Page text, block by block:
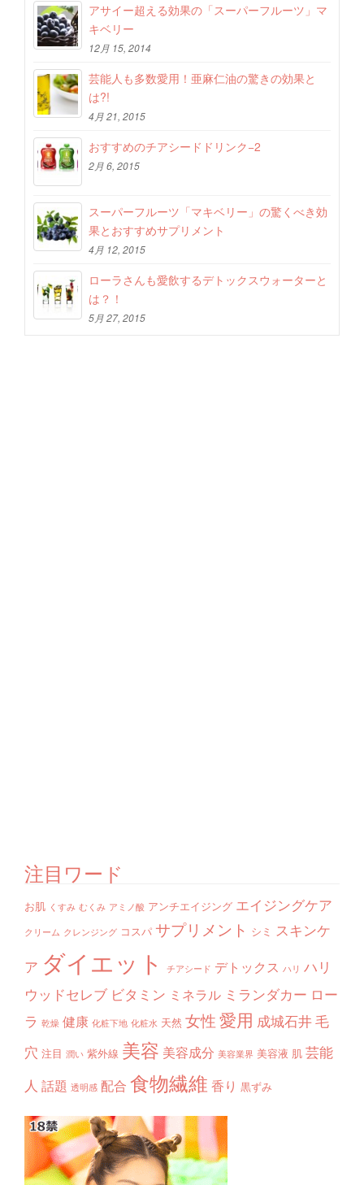
アサイー超える効果の「スーパーフルーツ」マ
キベリー
12月 15, 2014
芸能人も多数愛用！亜麻仁油の驚きの効果と
は?!
4月 21, 2015
おすすめのチアシードドリンク−2
2月 6, 2015
スーパーフルーツ「マキベリー」の驚くべき効
果とおすすめサプリメント
4月 12, 2015
ローラさんも愛飲するデトックスウォーターと
は？！
5月 27, 2015
注目ワード
お肌 くすみ むくみ アミノ酸 アンチエイジング エイジングケア
クリーム クレンジング コスパ サプリメント シミ スキンケ
ア ダイエット チアシード デトックス ハリ ハリ
ウッドセレブ ビタミン ミネラル ミランダカー ロー
ラ 乾燥 健康 化粧下地 化粧水 天然 女性愛用 成城石井毛
穴 注目 潤い 紫外線 美容 美容成分 美容業界 美容液 肌 芸能
人 話題 透明感 配合 食物繊維 香り 黒ずみ